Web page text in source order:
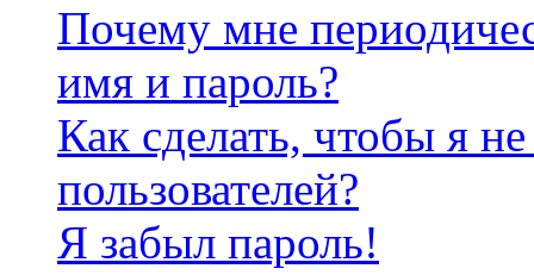
Почему мне
имя и пароль?
Как сделать, чтобы я
пользователей?
Я забыл пароль!